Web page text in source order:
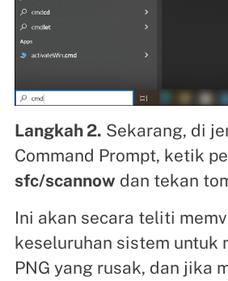
Langkah 2. Sekarang, di
Command Prompt, ketik
sfc/scannow dan tekan
Ini akan secara teliti
keseluruhan sistem untuk
PNG yang rusak, dan jika